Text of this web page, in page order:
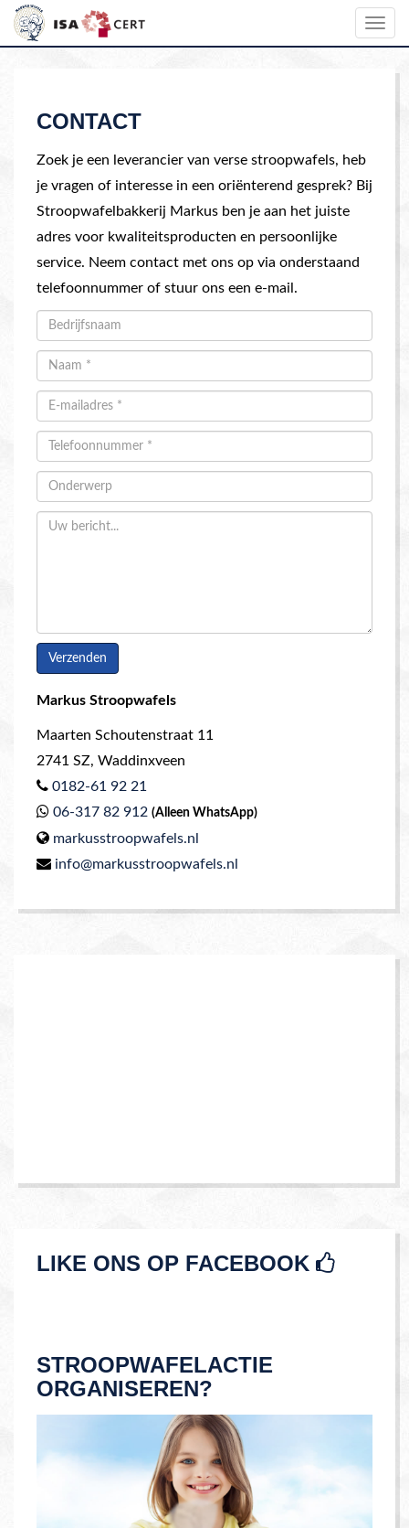
Toggle
CONTACT
Zoek je een leverancier van verse stroopwafels, heb
je vragen of interesse in een oriënterend gesprek? Bij
Stroopwafelbakkerij Markus ben je aan het juiste
adres voor kwaliteitsproducten en persoonlijke
service. Neem contact met ons op via onderstaand
telefoonnummer of stuur ons een e-mail.
Markus Stroopwafels
Maarten Schoutenstraat 11
2741 SZ, Waddinxveen
0182-61 92 21
06-317 82 912 (Alleen WhatsApp)
markusstroopwafels.nl
info@markusstroopwafels.nl
LIKE ONS OP FACEBOOK
STROOPWAFELACTIE
ORGANISEREN?